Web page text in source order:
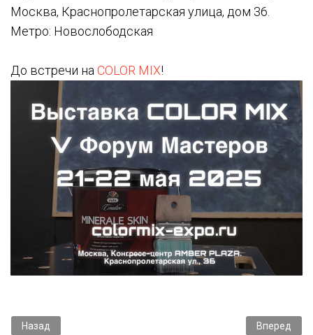
Москва, Краснопролетарская улица, дом 36.
Метро: Новослободская
До встречи на COLOR MIX!
Предыдущий: Итоги слета в Минске 16-17 мая 2025
Назад Следующий:
Вперед